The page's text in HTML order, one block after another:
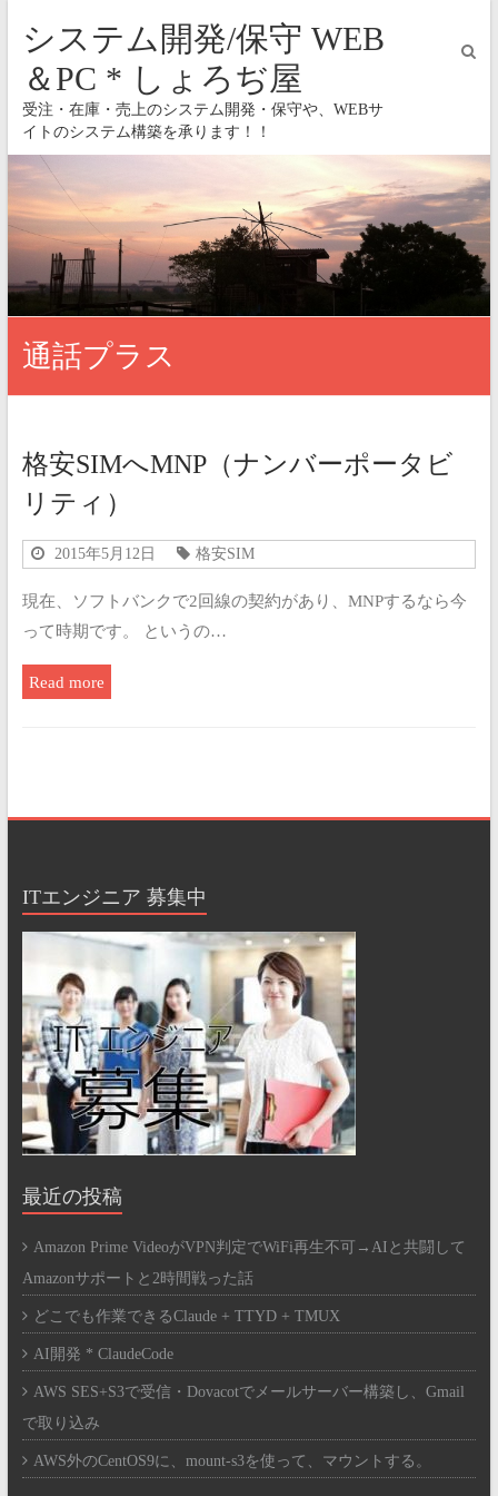
システム開発/保守 WEB
＆PC * しょろぢ屋
受注・在庫・売上のシステム開発・保守や、WEBサ
イトのシステム構築を承ります！！
通話プラス
格安SIMへMNP（ナンバーポータビ
リティ）
2015年5月12日 格安SIM
現在、ソフトバンクで2回線の契約があり、MNPするなら今
って時期です。 というの…
Read more
ITエンジニア 募集中
最近の投稿
Amazon Prime VideoがVPN判定でWiFi再生不可→AIと共闘して
Amazonサポートと2時間戦った話
どこでも作業できるClaude + TTYD + TMUX
AI開発 * ClaudeCode
AWS SES+S3で受信・Dovacotでメールサーバー構築し、Gmail
で取り込み
AWS外のCentOS9に、mount-s3を使って、マウントする。